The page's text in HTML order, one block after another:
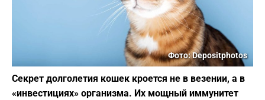
Фото: Depositphotos
Секрет долголетия кошек кроется не в везении, а в
«инвестициях» организма. Их мощный иммунитет